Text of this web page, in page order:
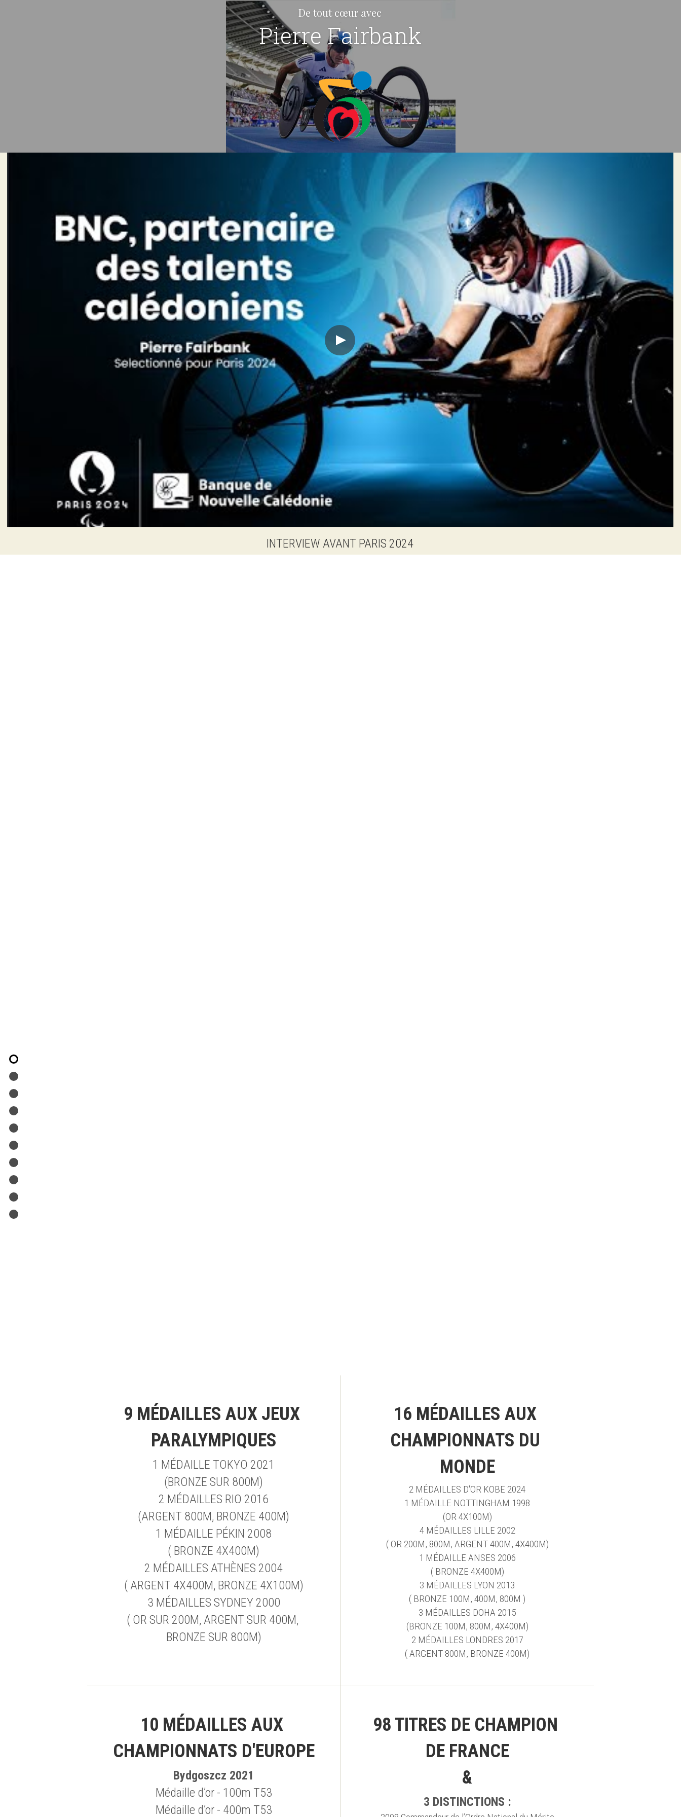
De tout cœur avec
Pierre Fairbank
INTERVIEW AVANT PARIS 2024
9 MÉDAILLES AUX JEUX
PARALYMPIQUES
1 MÉDAILLE TOKYO 2021
(BRONZE SUR 800M)
2 MÉDAILLES RIO 2016
(ARGENT 800M, BRONZE 400M)
1 MÉDAILLE PÉKIN 2008
( BRONZE 4X400M)
2 MÉDAILLES ATHÈNES 2004
( ARGENT 4X400M, BRONZE 4X100M)
3 MÉDAILLES SYDNEY 2000
( OR SUR 200M, ARGENT SUR 400M,
BRONZE SUR 800M)
16 MÉDAILLES AUX
CHAMPIONNATS DU
MONDE
2 MÉDAILLES D'OR KOBE 2024
1 MÉDAILLE NOTTINGHAM 1998
(OR 4X100M)
4 MÉDAILLES LILLE 2002
( OR 200M, 800M, ARGENT 400M, 4X400M)
1 MÉDAILLE ANSES 2006
( BRONZE 4X400M)
3 MÉDAILLES LYON 2013
( BRONZE 100M, 400M, 800M )
3 MÉDAILLES DOHA 2015
(BRONZE 100M, 800M, 4X400M)
2 MÉDAILLES LONDRES 2017
( ARGENT 800M, BRONZE 400M)
10 MÉDAILLES AUX
CHAMPIONNATS D'EUROPE
Bydgoszcz 2021
Médaille d’or - 100m T53
Médaille d’or - 400m T53
98 TITRES DE CHAMPION
DE FRANCE
&
3 DISTINCTIONS :